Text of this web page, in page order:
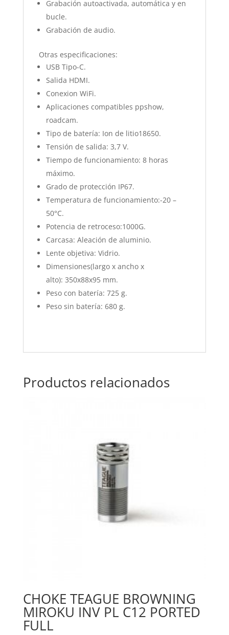
Grabación autoactivada, automática y en
bucle.
Grabación de audio.
Otras especificaciones:
USB Tipo-C.
Salida HDMI.
Conexion WiFi.
Aplicaciones compatibles ppshow,
roadcam.
Tipo de batería: Ion de litio18650.
Tensión de salida: 3,7 V.
Tiempo de funcionamiento: 8 horas
máximo.
Grado de protección IP67.
Temperatura de funcionamiento:-20 –
50°C.
Potencia de retroceso:1000G.
Carcasa: Aleación de aluminio.
Lente objetiva: Vidrio.
Dimensiones(largo x ancho x
alto): 350x88x95 mm.
Peso con batería: 725 g.
Peso sin batería: 680 g.
Productos relacionados
CHOKE TEAGUE BROWNING
MIROKU INV PL C12 PORTED
FULL